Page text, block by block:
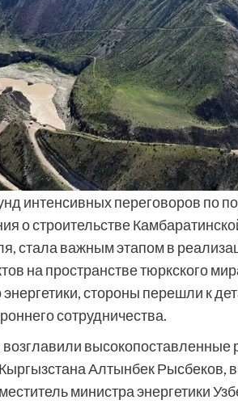
интенсивных переговоров по
о строительстве
стала важным этапом в
на пространстве тюркского
стороны перешли к
сотрудничества.
возглавили высокопоставленные
Алтынбек Рысбеков,
министра энергетики